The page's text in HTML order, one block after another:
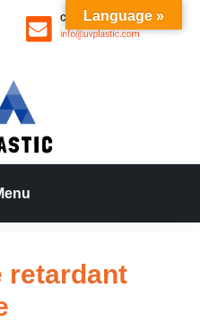
retardant
Language »